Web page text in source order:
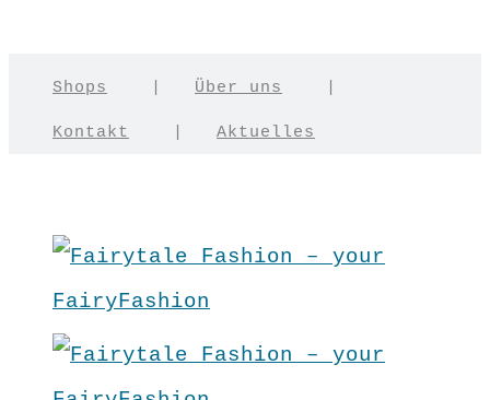
Shops Über uns
Kontakt Aktuelles